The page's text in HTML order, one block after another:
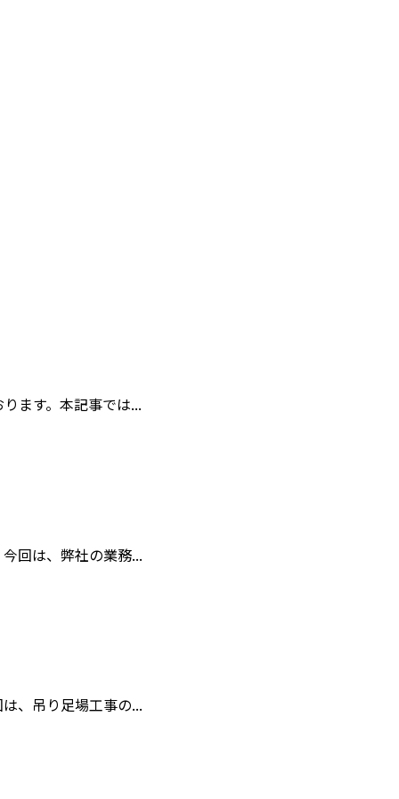
ます。本記事では...
回は、弊社の業務...
、吊り足場工事の...